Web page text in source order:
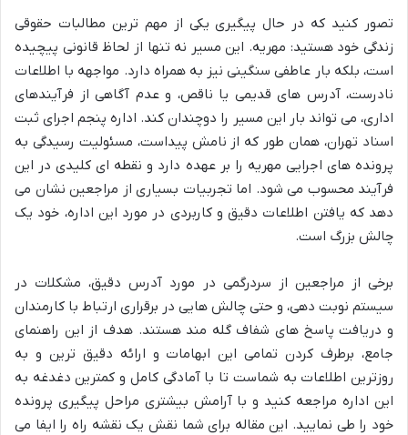
تصور کنید که در حال پیگیری یکی از مهم ترین مطالبات حقوقی
زندگی خود هستید: مهریه. این مسیر نه تنها از لحاظ قانونی پیچیده
است، بلکه بار عاطفی سنگینی نیز به همراه دارد. مواجهه با اطلاعات
نادرست، آدرس های قدیمی یا ناقص، و عدم آگاهی از فرآیندهای
اداری، می تواند بار این مسیر را دوچندان کند. اداره پنجم اجرای ثبت
اسناد تهران، همان طور که از نامش پیداست، مسئولیت رسیدگی به
پرونده های اجرایی مهریه را بر عهده دارد و نقطه ای کلیدی در این
فرآیند محسوب می شود. اما تجربیات بسیاری از مراجعین نشان می
دهد که یافتن اطلاعات دقیق و کاربردی در مورد این اداره، خود یک
چالش بزرگ است.
برخی از مراجعین از سردرگمی در مورد آدرس دقیق، مشکلات در
سیستم نوبت دهی، و حتی چالش هایی در برقراری ارتباط با کارمندان
و دریافت پاسخ های شفاف گله مند هستند. هدف از این راهنمای
جامع، برطرف کردن تمامی این ابهامات و ارائه دقیق ترین و به
روزترین اطلاعات به شماست تا با آمادگی کامل و کمترین دغدغه به
این اداره مراجعه کنید و با آرامش بیشتری مراحل پیگیری پرونده
خود را طی نمایید. این مقاله برای شما نقش یک نقشه راه را ایفا می